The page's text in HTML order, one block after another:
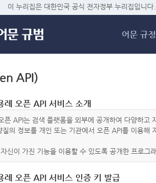
메
이 누리집은 대한민국 공식 전자정부 누리집입니다.
어문 규정
API)
례 오픈 API 서비스 소개
픈 API는 검색 플랫폼을 외부에 공개하여 다양하
의 정보를 개인 또는 기관에서 오픈 API를 이용해
신이 가진 기능을 이용할 수 있도록 공개한 프로그
례 오픈 API 서비스 인증 키 발급